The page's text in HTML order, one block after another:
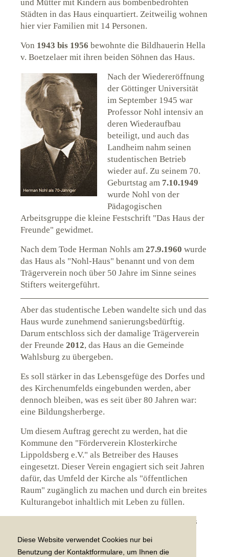
Diese Website verwendet Cookies nur bei
Benutzung der Kontaktformulare, um Ihnen die
und Mütter mit Kindern aus bombenbedrohten
Städten in das Haus einquartiert. Zeitweilig wohnen
hier vier Familien mit 14 Personen.
Von 1943 bis 1956 bewohnte die Bildhauerin Hella
v. Boetzelaer mit ihren beiden Söhnen das Haus.
Nach der Wiedereröffnung
der Göttinger Universität
im September 1945 war
Professor Nohl intensiv an
deren Wiederaufbau
beteiligt, und auch das
Landheim nahm seinen
studentischen Betrieb
wieder auf. Zu seinem 70.
Geburtstag am 7.10.1949
wurde Nohl von der
Pädagogischen
Arbeitsgruppe die kleine Festschrift "Das Haus der
Freunde" gewidmet.
Nach dem Tode Herman Nohls am27.9.1960 wurde
das Haus als "Nohl-Haus" benannt und von dem
Trägerverein noch über 50 Jahre im Sinne seines
Stifters weitergeführt.
Aber das studentische Leben wandelte sich und das
Haus wurde zunehmend sanierungsbedürftig.
Darum entschloss sich der damalige Trägerverein
der Freunde2012, das Haus an die Gemeinde
Wahlsburg zu übergeben.
Es soll stärker in das Lebensgefüge des Dorfes und
des Kirchenumfelds eingebunden werden, aber
dennoch bleiben, was es seit über 80 Jahren war:
eine Bildungsherberge.
Um diesem Auftrag gerecht zu werden, hat die
Kommune den "Förderverein Klosterkirche
Lippoldsberg e.V." als Betreiber des Hauses
eingesetzt. Dieser Verein engagiert sich seit Jahren
dafür, das Umfeld der Kirche als "öffentlichen
Raum" zugänglich zu machen und durch ein breites
Kulturangebot inhaltlich mit Leben zu füllen.
Neben dem Besucherzentrums Klosterpforte, das
ausgerichtet ist, soll die Herberge allen zur